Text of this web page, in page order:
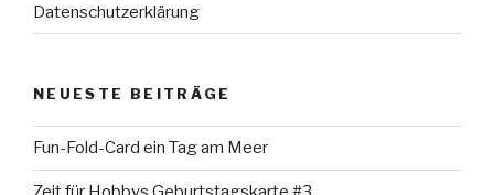
Datenschutzerklärung
NEUESTE BEITRÄGE
Fun-Fold-Card ein Tag am Meer